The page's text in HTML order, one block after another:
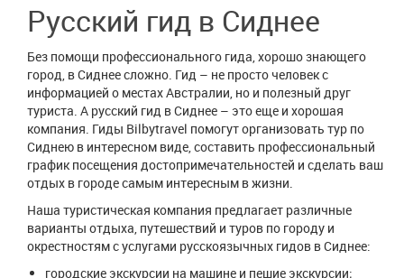
Русский гид в Сиднее
Без помощи профессионального гида, хорошо знающего
город, в Сиднее сложно. Гид – не просто человек с
информацией о местах Австралии, но и полезный друг
туриста. А русский гид в Сиднее – это еще и хорошая
компания. Гиды Bilbytravel помогут организовать тур по
Сиднею в интересном виде, составить профессиональный
график посещения достопримечательностей и сделать ваш
отдых в городе самым интересным в жизни.
Наша туристическая компания предлагает различные
варианты отдыха, путешествий и туров по городу и
окрестностям с услугами русскоязычных гидов в Сиднее:
городские экскурсии на машине и пешие экскурсии;